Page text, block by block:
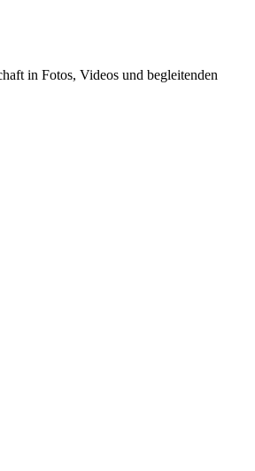
in Fotos, Videos und begleitenden